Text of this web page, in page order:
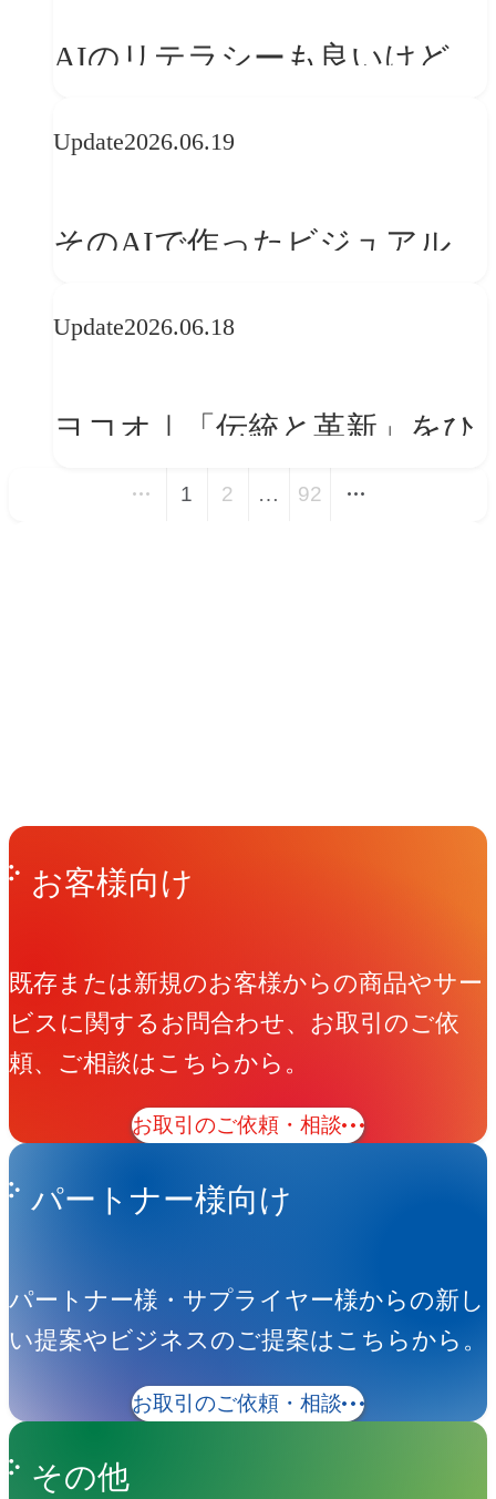
AIのリテラシーも良いけど、
は大丈夫か?【POLA春節事例
Update2026.06.19
そのAIで作ったビジュアル、
せんか？
Update2026.06.18
ヨコオ｜「伝統と革新」をひ
とつの世界観に──新VIを体
1 2 … 92
Get in Touchお問い合わせ
お客様向け
既存または新規のお客様からの商品やサー
ビスに関するお問合わせ、お取引のご依
頼、ご相談はこちらから。
お取引のご依頼・相談
パートナー様向け
パートナー様・サプライヤー様からの新し
い提案やビジネスのご提案はこちらから。
お取引のご依頼・相談
その他